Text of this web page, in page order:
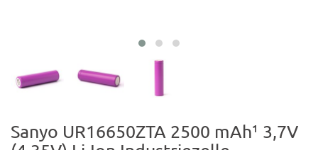
Sanyo UR16650ZTA 2500 mAh¹ 3,7V